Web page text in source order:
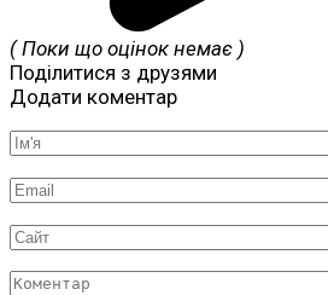
( Поки що оцінок немає )
Поділитися з друзями
Додати коментар
Ім'я
*
Email
*
Сайт
Коментар